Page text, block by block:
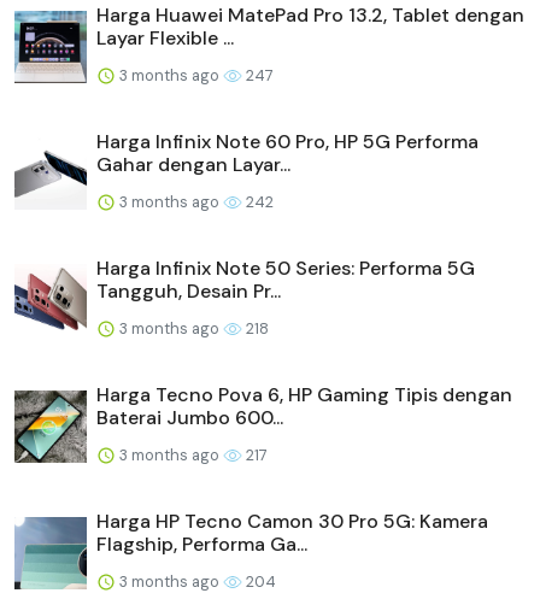
Harga Huawei MatePad Pro 13.2, Tablet dengan
Layar Flexible ...
3 months ago 247
Harga Infinix Note 60 Pro, HP 5G Performa
Gahar dengan Layar...
3 months ago 242
Harga Infinix Note 50 Series: Performa 5G
Tangguh, Desain Pr...
3 months ago 218
Harga Tecno Pova 6, HP Gaming Tipis dengan
Baterai Jumbo 600...
3 months ago 217
Harga HP Tecno Camon 30 Pro 5G: Kamera
Flagship, Performa Ga...
3 months ago 204